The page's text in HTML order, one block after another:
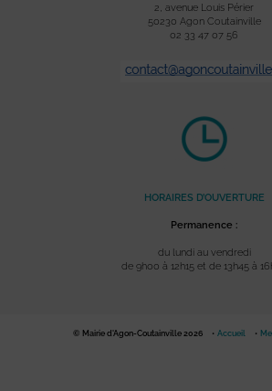
2, avenue Louis Périer
50230 Agon Coutainville
02 33 47 07 56
HORAIRES D’OUVERTURE
Permanence :
du lundi au vendredi
de 9h00 à 12h15 et de 13h45 à
© Mairie d'Agon-Coutainville 2026 Accueil